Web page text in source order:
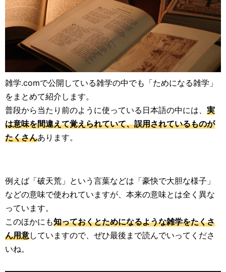
雑学.comで公開している雑学の中でも「ためになる雑学」
をまとめて紹介します。
普段から当たり前のように使っている日本語の中には、 実
は意味を間違えて覚えられていて、誤用されているものが
たくさんあります。
例えば「破天荒」という言葉などは「豪快で大胆な様子」
などの意味で使われていますが、本来の意味とは全く異な
っています。
このほかにも知っておくとためになるような雑学をたくさ
ん用意していますので、ぜひ最後まで読んでいってくださ
いね。